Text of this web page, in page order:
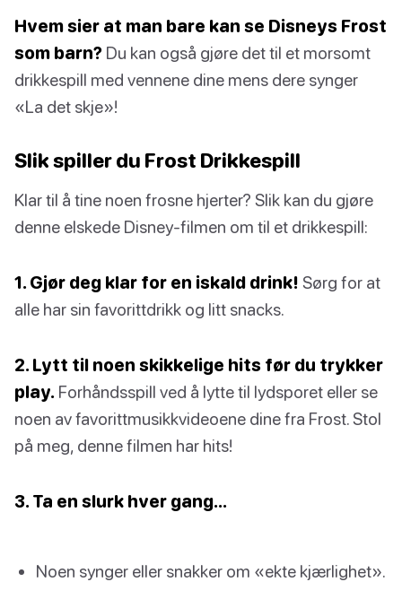
Hvem sier at man bare kan se Disneys Frost
som barn? Du kan også gjøre det til et morsomt
drikkespill med vennene dine mens dere synger
«La det skje»!
Slik spiller du Frost Drikkespill
Klar til å tine noen frosne hjerter? Slik kan du gjøre
denne elskede Disney-filmen om til et drikkespill:
1. Gjør deg klar for en iskald drink! Sørg for at
alle har sin favorittdrikk og litt snacks.
2. Lytt til noen skikkelige hits før du trykker
play. Forhåndsspill ved å lytte til lydsporet eller se
noen av favorittmusikkvideoene dine fra Frost. Stol
på meg, denne filmen har hits!
3. Ta en slurk hver gang…
Noen synger eller snakker om «ekte kjærlighet».